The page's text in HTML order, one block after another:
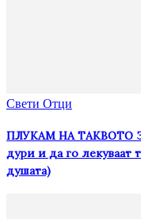
Свети Отци
ПЛУКАМ НА ТАКВОТО
дури и да го лекуваат
душата)